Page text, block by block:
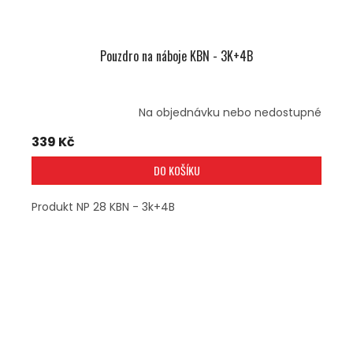
Pouzdro na náboje KBN - 3K+4B
Na objednávku nebo nedostupné
339 Kč
DO KOŠÍKU
Produkt NP 28 KBN - 3k+4B